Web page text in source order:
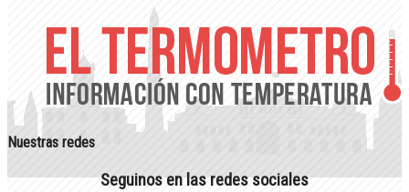
Nuestras redes
Seguinos en las redes sociales